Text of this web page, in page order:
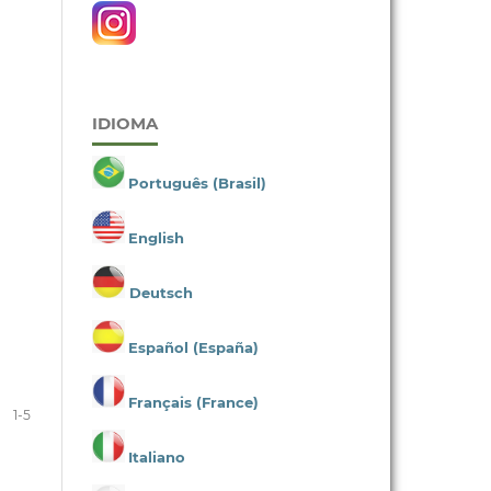
1-5
IDIOMA
Português (Brasil)
English
Deutsch
Español (España)
Français (France)
Italiano